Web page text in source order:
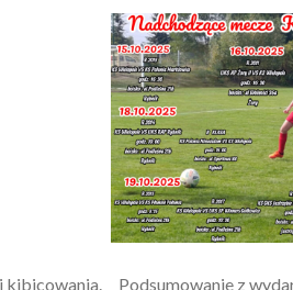
kibicowania. Podsumowanie z